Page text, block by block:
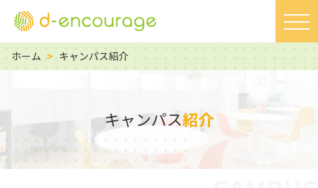
ホーム > キャンパス紹介
キャンパス紹介